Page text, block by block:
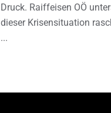
Druck. Raiffeisen OÖ
dieser Krisensituation